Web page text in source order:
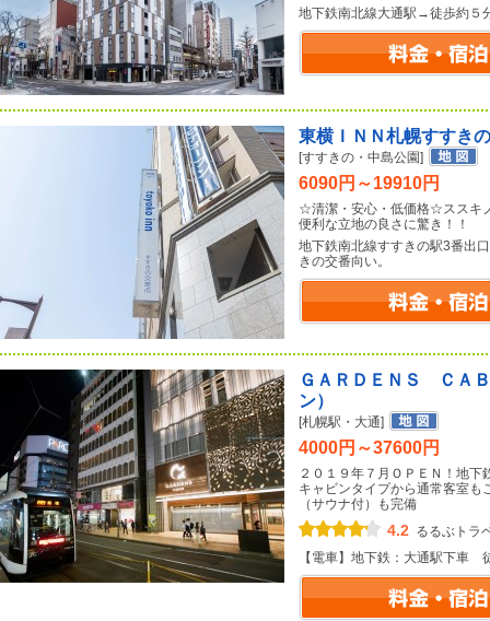
地下鉄南北線大通駅→徒歩約５
東横ＩＮＮ札幌すすき
[すすきの・中島公園]
6090円～19910円
☆清潔・安心・低価格☆ススキ
便利な立地の良さに驚き！！
地下鉄南北線すすきの駅3番出
きの交番向い。
ＧＡＲＤＥＮＳ ＣＡ
ン）
[札幌駅・大通]
4000円～37600円
２０１９年７月ＯＰＥＮ！地
キャビンタイプから通常客室
（サウナ付）も完備
4.2 るるぶトラ
【電車】地下鉄：大通駅下車